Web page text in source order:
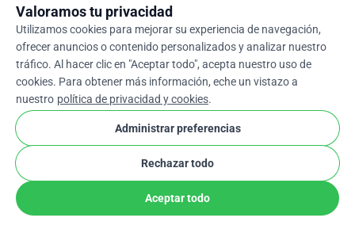
Esarrow_drop_down
★★★★★4,9 / 5 según más de 500 reseñas
WhyDonate
Privacidad y cookies
Términos y condiciones
stripe check Socio Verificado
Valoramos tu privacidad
Utilizamos cookies para mejorar su experiencia de navegación,
ofrecer anuncios o contenido personalizados y analizar nuestro
tráfico. Al hacer clic en "Aceptar todo", acepta nuestro uso de
cookies. Para obtener más información, eche un vistazo a
nuestro política de privacidad y cookies.
Administrar preferencias
Rechazar todo
Aceptar todo